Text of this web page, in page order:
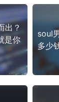
出？
是你
soul
多少